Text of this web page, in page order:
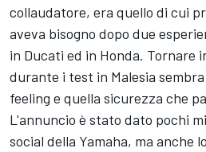
collaudatore, era quello di cui
aveva bisogno dopo due
in Ducati ed in Honda. Tornare
durante i test in Malesia
feeling e quella sicurezza che
L'annuncio è stato dato pochi
social della Yamaha, ma anche